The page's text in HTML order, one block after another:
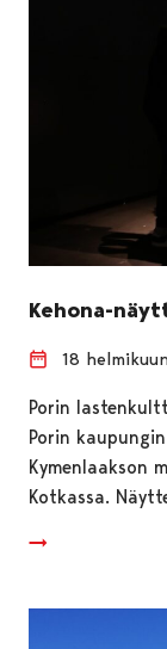
Kehona-
18
Porin
Porin
Kymenlaakson
Kotkassa.